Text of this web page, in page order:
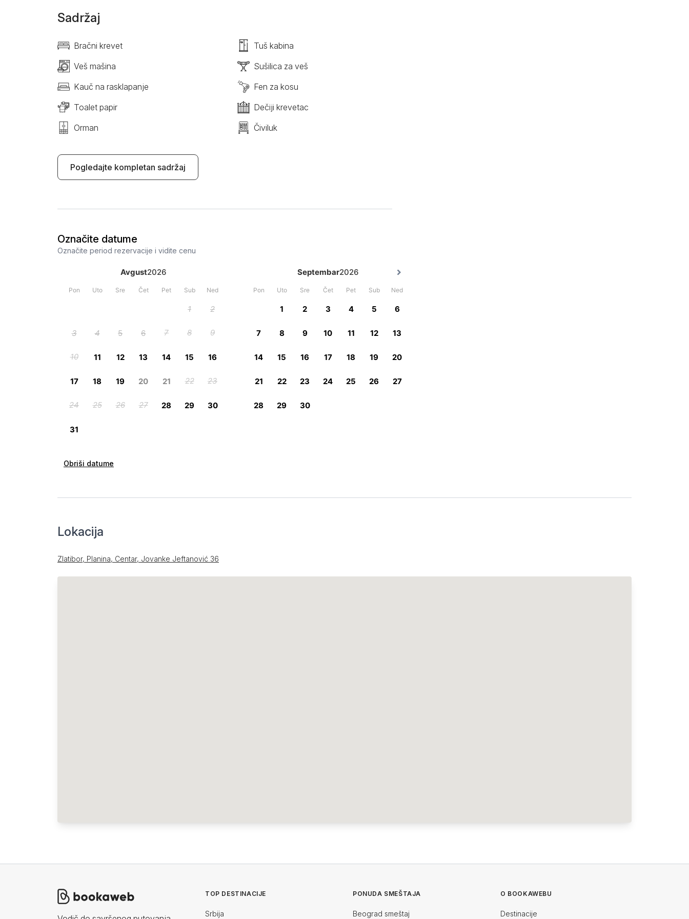
Sadržaj
Bračni krevet
Tuš kabina
Veš mašina
Sušilica za veš
Kauč na rasklapanje
Fen za kosu
Toalet papir
Dečiji krevetac
Orman
Čiviluk
Pogledajte kompletan sadržaj
Označite datume
Označite period rezervacije i vidite cenu
Obriši datume
Lokacija
Zlatibor, Planina, Centar, Jovanke Jeftanović 36
TOP DESTINACIJE
Srbija
PONUDA SMEŠTAJA
Beograd smeštaj
O BOOKAWEBU
Destinacije